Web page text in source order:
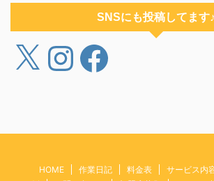
SNSにも投稿してます♪
HOME 作業日記 料金表 サービス内